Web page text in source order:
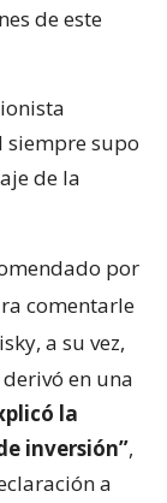
de este
siempre supo
de la
por
comentarle
a su vez,
en una
la
inversión”,
a